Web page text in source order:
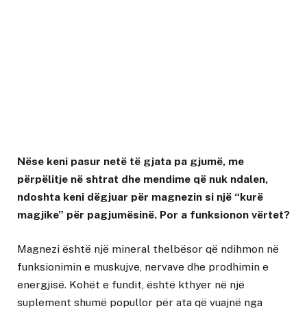
Nëse keni pasur netë të gjata pa gjumë, me
përpëlitje në shtrat dhe mendime që nuk ndalen,
ndoshta keni dëgjuar për magnezin si një “kurë
magjike” për pagjumësinë. Por a funksionon vërtet?
Magnezi është një mineral thelbësor që ndihmon në
funksionimin e muskujve, nervave dhe prodhimin e
energjisë. Kohët e fundit, është kthyer në një
suplement shumë popullor për ata që vuajnë nga